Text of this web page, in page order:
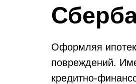
Оформляя
повреждений.
кредитно-